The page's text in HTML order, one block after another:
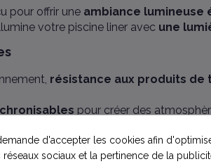
pour offrir une ambiance lumineuse
votre piscine liner avec une
résistance aux produits
pour créer des
distance des jeux de lumière
d'accepter les cookies afin
sociaux et la pertinence de la